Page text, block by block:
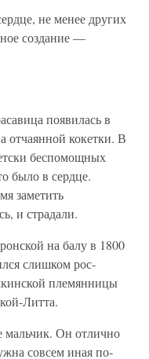
не менее других
создание —
появилась в
отчаянной кокетки. В
беспомощных
было в сердце.
заметить
и страдали.
на балу в 1800
слишком рос­
племянницы
Литта.
мальчик. Он отлич­но
совсем иная по­